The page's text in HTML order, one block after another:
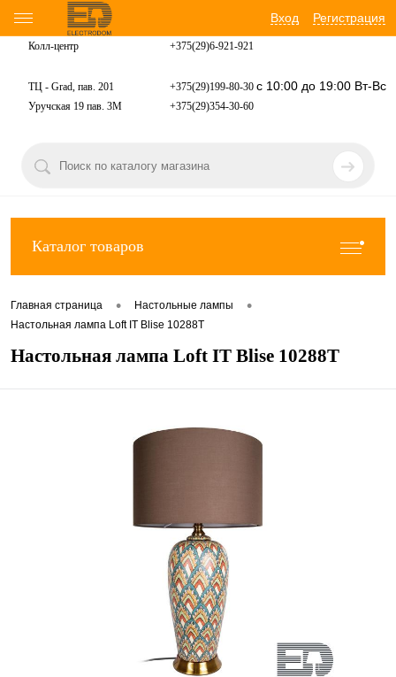
Вход Регистрация
Колл-центр +375(29)6-921-921
ТЦ - Grad, пав. 201 +375(29)199-80-30 с 10:00 до 19:00 Вт-Вс
Уручская 19 пав. 3М +375(29)354-30-60
Каталог товаров
Главная страница • Настольные лампы •
Настольная лампа Loft IT Blise 10288T
Настольная лампа Loft IT Blise 10288T